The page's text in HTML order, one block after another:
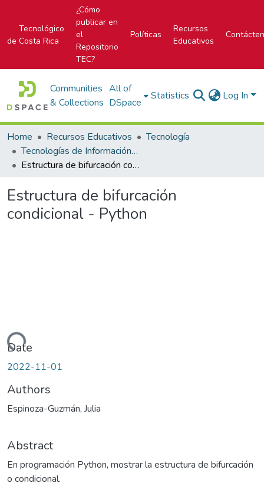
Tecnológico
de Costa Rica
¿Cómo
publicar en
el
Repositorio
TEC?
Políticas
Recursos
Educativos
Communities
& Collections
All of
DSpace
Statistics Log In
Home Recursos Educativos
Tecnología
Tecnologías de Información (TI)
Estructura de bifurcación condicional - Python
Estructura de bifurcación
condicional - Python
Date
2022-11-01
Authors
Espinoza-Guzmán, Julia
Abstract
En programación Python, mostrar la estructura de bifurcación
o condicional.